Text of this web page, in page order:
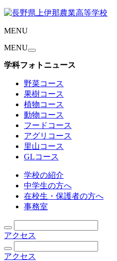
MENU
MENU
学科フォトニュース
野菜コース
果樹コース
植物コース
動物コース
フードコース
アグリコース
里山コース
GLコース
学校の紹介
中学生の方へ
在校生・保護者の方へ
事務室
アクセス
アクセス